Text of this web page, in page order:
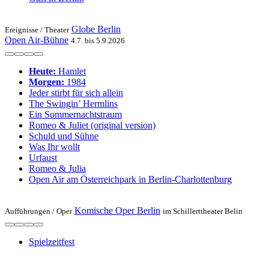
Ereignisse / Theater Globe Berlin
Open Air-Bühne 4.7. bis 5.9.2026
Heute: Hamlet
Morgen: 1984
Jeder stirbt für sich allein
The Swingin’ Hermlins
Ein Sommernachtstraum
Romeo & Juliet (original version)
Schuld und Sühne
Was Ihr wollt
Urfaust
Romeo & Julia
Open Air am Österreichpark in Berlin-Charlottenburg
Aufführungen / Oper Komische Oper Berlin im Schillerttheater Belin
Spielzeit­fest